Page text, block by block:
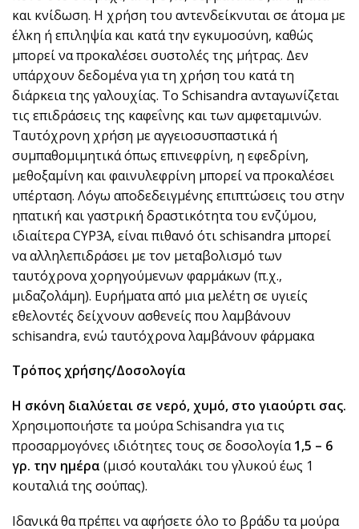
και κνίδωση. Η χρήση του αντενδείκνυται σε άτομα με
έλκη ή επιληψία και κατά την εγκυμοσύνη, καθώς
μπορεί να προκαλέσει συστολές της μήτρας. Δεν
υπάρχουν δεδομένα για τη χρήση του κατά τη
διάρκεια της γαλουχίας. Το Schisandra ανταγωνίζεται
τις επιδράσεις της καφεΐνης και των αμφεταμινών.
Ταυτόχρονη χρήση με αγγειοσυσπαστικά ή
συμπαθομιμητικά όπως επινεφρίνη, η εφεδρίνη,
μεθοξαμίνη και φαινυλεφρίνη μπορεί να προκαλέσει
υπέρταση. Λόγω αποδεδειγμένης επιπτώσεις του στην
ηπατική και γαστρική δραστικότητα του ενζύμου,
ιδιαίτερα CYP3A, είναι πιθανό ότι schisandra μπορεί
να αλληλεπιδράσει με τον μεταβολισμό των
ταυτόχρονα χορηγούμενων φαρμάκων (π.χ.,
μιδαζολάμη). Ευρήματα από μια μελέτη σε υγιείς
εθελοντές δείχνουν ασθενείς που λαμβάνουν
schisandra, ενώ ταυτόχρονα λαμβάνουν φάρμακα
Τρόπος χρήσης/Δοσολογία
Η σκόνη διαλύεται σε νερό, χυμό, στο γιαούρτι σας.
Χρησιμοποιήστε τα μούρα Schisandra για τις
προσαρμογόνες ιδιότητες τους σε δοσολογία1,5 – 6
γρ. την ημέρα (μισό κουταλάκι του γλυκού έως 1
κουταλιά της σούπας).
Ιδανικά θα πρέπει να αφήσετε όλο το βράδυ τα μούρα